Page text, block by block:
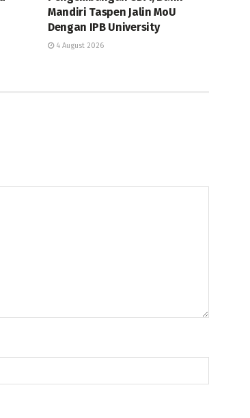
Mandiri Taspen Jalin MoU
Dengan IPB University
4 August 2026